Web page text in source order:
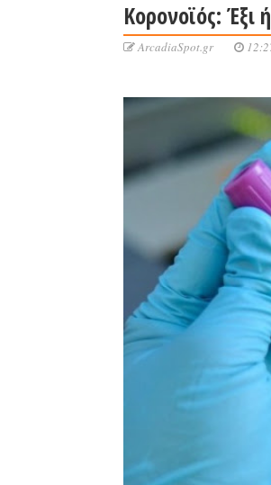
Κορονοϊός:
ArcadiaSpot.gr